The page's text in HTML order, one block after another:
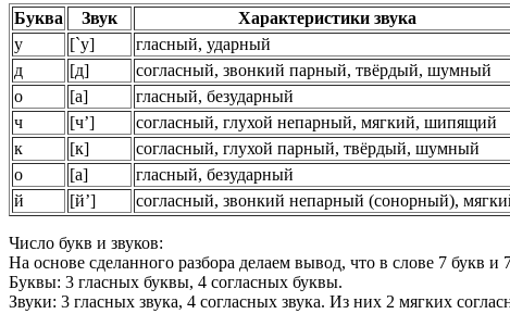
Буква Звук Характеристики звука
у
[`у] гласный, ударный
д
[д] согласный, звонкий парный, твёрдый, шумный
о
[а] гласный, безударный
ч
[ч’] согласный, глухой непарный, мягкий, шипящий
к
[к] согласный, глухой парный, твёрдый, шумный
о
[а] гласный, безударный
й
[й’] согласный, звонкий непарный (сонорный),
Число букв и звуков:
На основе сделанного разбора делаем вывод, что в слове 7 букв и
Буквы: 3 гласных буквы, 4 согласных буквы.
Звуки: 3 гласных звука, 4 согласных звука. Из них 2 мягких